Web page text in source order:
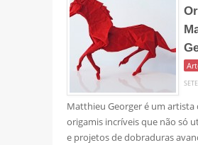
Matthieu Georger é um artista
origamis incríveis que não só
e projetos de dobraduras